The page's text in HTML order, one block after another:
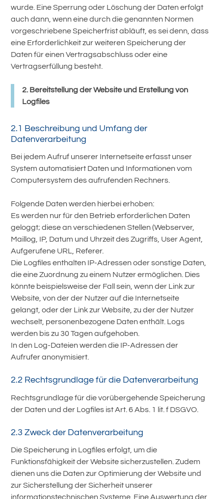
wurde. Eine Sperrung oder Löschung der Daten erfolgt
auch dann, wenn eine durch die genannten Normen
vorgeschriebene Speicherfrist abläuft, es sei denn, dass
eine Erforderlichkeit zur weiteren Speicherung der
Daten für einen Vertragsabschluss oder eine
Vertragserfüllung besteht.
2. Bereitstellung der Website und Erstellung von
Logfiles
2.1 Beschreibung und Umfang der
Datenverarbeitung
Bei jedem Aufruf unserer Internetseite erfasst unser
System automatisiert Daten und Informationen vom
Computersystem des aufrufenden Rechners.
Folgende Daten werden hierbei erhoben:
Es werden nur für den Betrieb erforderlichen Daten
geloggt; diese an verschiedenen Stellen (Webserver,
Maillog, IP, Datum und Uhrzeit des Zugriffs, User Agent,
Aufgerufene URL, Referer.
Die Logfiles enthalten IP-Adressen oder sonstige Daten,
die eine Zuordnung zu einem Nutzer ermöglichen. Dies
könnte beispielsweise der Fall sein, wenn der Link zur
Website, von der der Nutzer auf die Internetseite
gelangt, oder der Link zur Website, zu der der Nutzer
wechselt, personenbezogene Daten enthält. Logs
werden bis zu 30 Tagen aufgehoben.
In den Log-Dateien werden die IP-Adressen der
Aufrufer anonymisiert.
2.2 Rechtsgrundlage für die Datenverarbeitung
Rechtsgrundlage für die vorübergehende Speicherung
der Daten und der Logfiles ist Art. 6 Abs. 1 lit. f DSGVO.
2.3 Zweck der Datenverarbeitung
Die Speicherung in Logfiles erfolgt, um die
Funktionsfähigkeit der Website sicherzustellen. Zudem
dienen uns die Daten zur Optimierung der Website und
zur Sicherstellung der Sicherheit unserer
informationstechnischen Systeme. Eine Auswertung der